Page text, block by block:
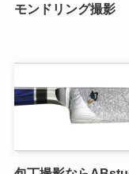
モンドリング撮影